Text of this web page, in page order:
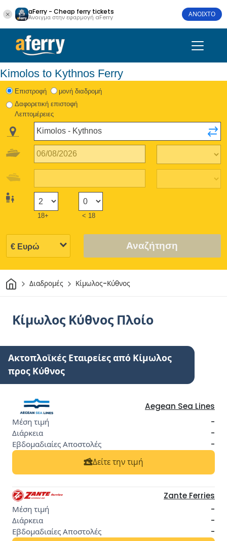
aFerry - Cheap ferry tickets
Άνοιγμα στην εφαρμογή aFerry ΑΝΟΙΧΤΟ
Kimolos to Kythnos Ferry
Eπιστροφή
μονή διαδρομή
Δαφορετική επιστοφή
Λεπτομέρειες
18+ < 18
Αναζήτηση
ΣπίτιΔιαδρομές Κίμωλος-Κύθνος
Κίμωλος Κύθνος Πλοίο
Ακτοπλοϊκές Εταιρείες από Κίμωλος
προς Κύθνος
Aegean Sea Lines
-
-
-
Δείτε την τιμή
Zante Ferries
-
-
-